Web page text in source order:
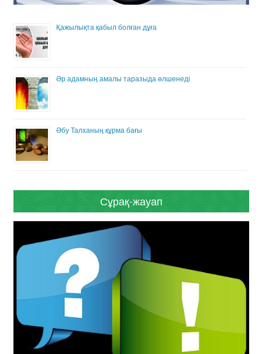
Қажылықта қабыл болған дұға
Әр адамның амалы таразыда өлшенеді
Әбу Талханың құрма бағы
Сұрақ-жауап